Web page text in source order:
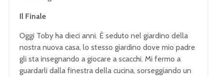
Il Finale
Oggi Toby ha dieci anni. È seduto nel giardino della
nostra nuova casa, lo stesso giardino dove mio padre
gli sta insegnando a giocare a scacchi. Mi fermo a
guardarli dalla finestra della cucina, sorseggiando un